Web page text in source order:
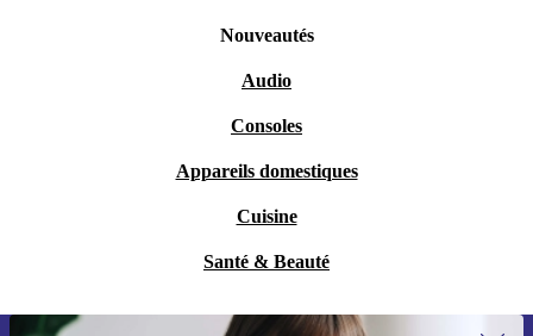
Nouveautés
Audio
Consoles
Appareils domestiques
Cuisine
Santé & Beauté